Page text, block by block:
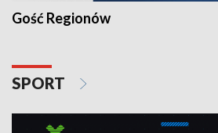
Gość Regionów
SPORT